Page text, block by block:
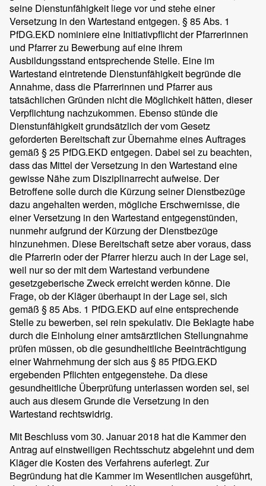
seine Dienstunfähigkeit liege vor und stehe einer
Versetzung in den Wartestand entgegen. § 85 Abs. 1
PfDG.EKD nominiere eine Initiativpflicht der Pfarrerinnen
und Pfarrer zu Bewerbung auf eine ihrem
Ausbildungsstand entsprechende Stelle. Eine im
Wartestand eintretende Dienstunfähigkeit begründe die
Annahme, dass die Pfarrerinnen und Pfarrer aus
tatsächlichen Gründen nicht die Möglichkeit hätten, dieser
Verpflichtung nachzukommen. Ebenso stünde die
Dienstunfähigkeit grundsätzlich der vom Gesetz
geforderten Bereitschaft zur Übernahme eines Auftrages
gemäß § 25 PfDG.EKD entgegen. Dabei sei zu beachten,
dass das Mittel der Versetzung in den Wartestand eine
gewisse Nähe zum Disziplinarrecht aufweise. Der
Betroffene solle durch die Kürzung seiner Dienstbezüge
dazu angehalten werden, mögliche Erschwernisse, die
einer Versetzung in den Wartestand entgegenstünden,
nunmehr aufgrund der Kürzung der Dienstbezüge
hinzunehmen. Diese Bereitschaft setze aber voraus, dass
die Pfarrerin oder der Pfarrer hierzu auch in der Lage sei,
weil nur so der mit dem Wartestand verbundene
gesetzgeberische Zweck erreicht werden könne. Die
Frage, ob der Kläger überhaupt in der Lage sei, sich
gemäß § 85 Abs. 1 PfDG.EKD auf eine entsprechende
Stelle zu bewerben, sei rein spekulativ. Die Beklagte habe
durch die Einholung einer amtsärztlichen Stellungnahme
prüfen müssen, ob die gesundheitliche Beeinträchtigung
einer Wahrnehmung der sich aus § 85 PfDG.EKD
ergebenden Pflichten entgegenstehe. Da diese
gesundheitliche Überprüfung unterlassen worden sei, sei
auch aus diesem Grunde die Versetzung in den
Wartestand rechtswidrig.
Mit Beschluss vom 30. Januar 2018 hat die Kammer den
Antrag auf einstweiligen Rechtsschutz abgelehnt und dem
Kläger die Kosten des Verfahrens auferlegt. Zur
Begründung hat die Kammer im Wesentlichen ausgeführt,